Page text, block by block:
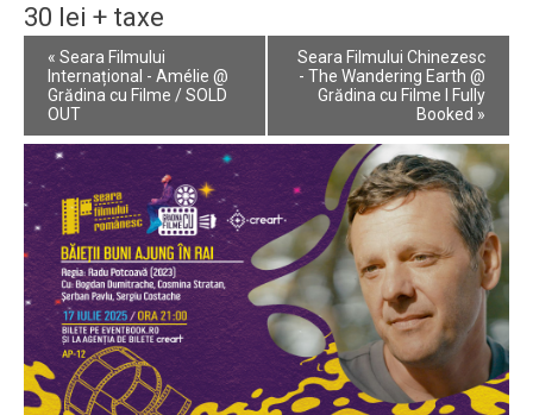
30 lei + taxe
Event
Navigation
« Seara Filmului
Internațional - Amélie @
Grădina cu Filme / SOLD
OUT
Seara Filmului Chinezesc
- The Wandering Earth @
Grădina cu Filme I Fully
Booked »